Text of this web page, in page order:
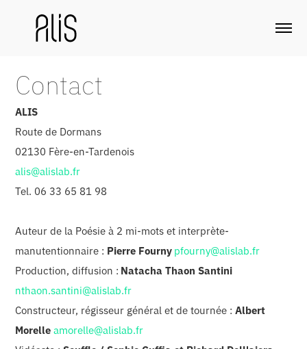
Contact
ALIS
Route de Dormans
02130 Fère-en-Tardenois
alis@alislab.fr
Tel. 06 33 65 81 98
Auteur de la Poésie à 2 mi-mots et interprète-
manutentionnaire : Pierre Fourny pfourny@alislab.fr
Production, diffusion : Natacha Thaon Santini
nthaon.santini@alislab.fr
Constructeur, régisseur général et de tournée :Albert
Morelle amorelle@alislab.fr